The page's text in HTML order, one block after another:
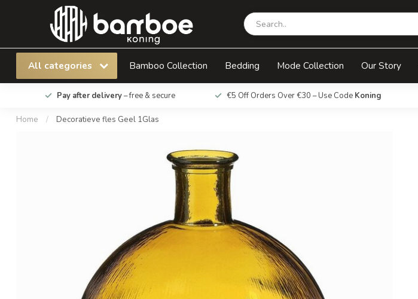
All categories Bamboo Collection Bedding Mode Collection Our Story
Pay after delivery– free & secure €5 Off Orders Over €30 – Use Code Koning
Home / Decoratieve fles Geel 1Glas